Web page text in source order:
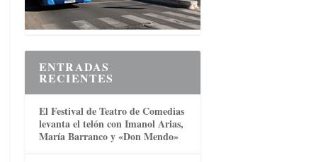
ENTRADAS
RECIENTES
El Festival de Teatro de Comedias
levanta el telón con Imanol Arias,
María Barranco y «Don Mendo»